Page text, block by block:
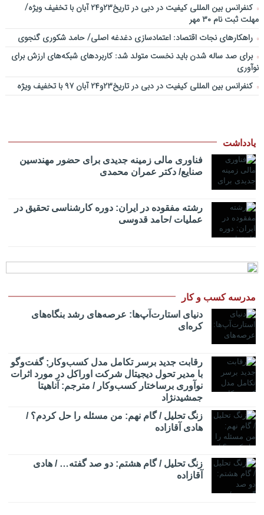
کنفرانس بین المللی کیفیت در دبی در تاریخ۲۳و۲۴ آبان با تخفیف ویژه/
مهلت ثبت نام ۳۰ مهر
راهکارهای نجات اقتصاد: اعتمادسازی دغدغه اصلی/ حامد شکوری گنجوی
برای صد ساله شدن باید نخست متولد شد: کاربردهای شبکه‌های ارزش برای
نوآوری
کنفرانس بین المللی کیفیت در دبی در تاریخ۲۳و۲۴ آبان ۹۷ با تخفیف ویژه
یادداشت
فناوری مالی زمینه جدیدی برای حضور مهندسین
صنایع/ دکتر عمران محمدی
رشته مفقوده در ایران: دوره کارشناسی تحقیق در
عملیات /حامد قدوسی
مدرسه کسب و کار
دنیای استارت‌آپ‌ها: عرصه‌های رشد بنگاه‌های
کره‌ای‌
رقابت جدید برسر تکامل مدل کسب‌و‌کار; گفت‌وگو
با مدیر تحول دیجیتال شرکت اوراکل در مورد اثرات
نوآوری برساختار کسب‌وکار / مترجم: آناهیتا
جمشیدنژاد
زنگ تحلیل / گام نهم: من مسئله را حل کردم؟ /
هادی آقازاده
زنگ تحلیل / گام هشتم: دو صد گفته… / هادی
آقازاده